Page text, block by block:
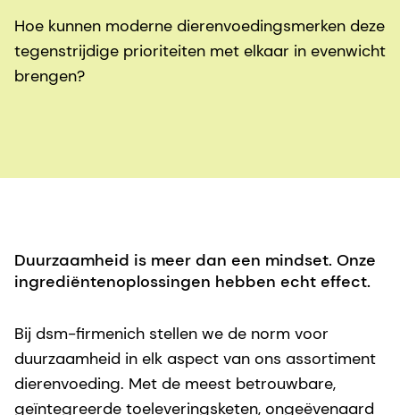
Hoe kunnen moderne dierenvoedingsmerken deze
tegenstrijdige prioriteiten met elkaar in evenwicht
brengen?
Duurzaamheid is meer dan een mindset. Onze
ingrediëntenoplossingen hebben echt effect.
Bij dsm-firmenich stellen we de norm voor
duurzaamheid in elk aspect van ons assortiment
dierenvoeding. Met de meest betrouwbare,
geïntegreerde toeleveringsketen, ongeëvenaard